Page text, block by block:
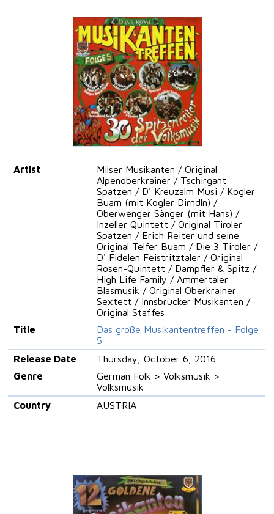
Artist
Milser Musikanten / Original
Alpenoberkrainer / Tschirgant
Spatzen / D' Kreuzalm Musi / Kogler
Buam (mit Kogler Dirndln) /
Oberwenger Sänger (mit Hans) /
Inzeller Quintett / Original Tiroler
Spatzen / Erich Reiter und seine
Original Telfer Buam / Die 3 Tiroler /
D' Fidelen Feistritztaler / Original
Rosen-Quintett / Dampfler & Spitz /
High Life Family / Ammertaler
Blasmusik / Original Oberkrainer
Sextett / Innsbrucker Musikanten /
Original Staffes
Title
Das große Musikantentreffen - Folge
5
Release Date
Thursday, October 6, 2016
Genre
German Folk > Volksmusik >
Volksmusik
Country
AUSTRIA